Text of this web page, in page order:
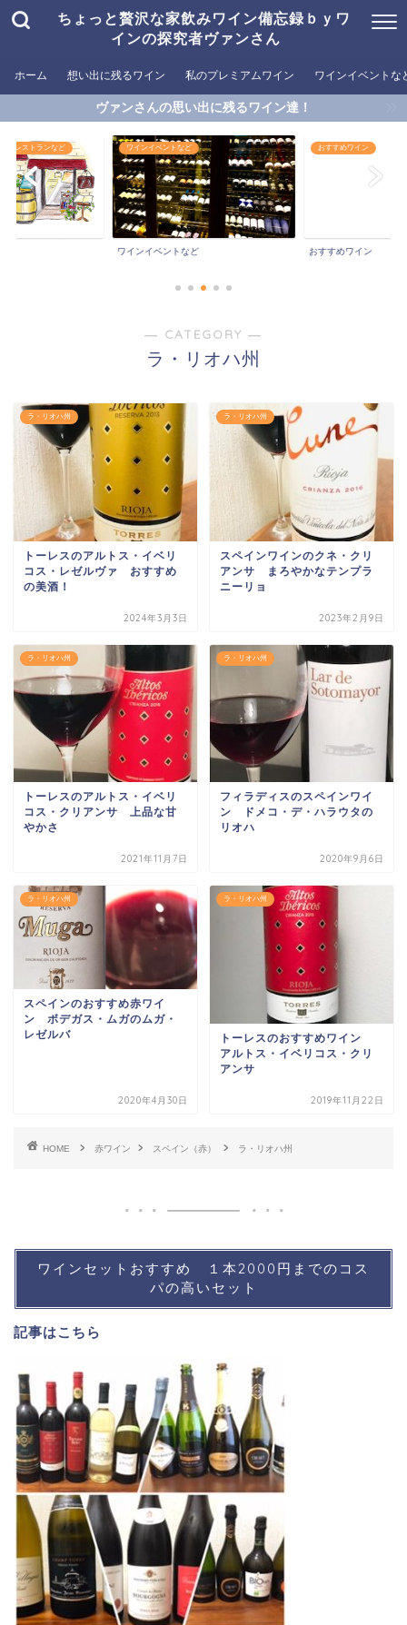
ちょっと贅沢な家飲みワイン備忘録ｂｙワ
インの探究者ヴァンさん
ホーム 想い出に残るワイン 私のプレミアムワイン ワインイベントな
ヴァンさんの思い出に残るワイン達！
るレストランなど ワインイベントなど
ワインイベントなど
おすすめワイン
おすすめワイン
― CATEGORY ―
ラ・リオハ州
ラ・リオハ州
トーレスのアルトス・イベリ
コス・レゼルヴァ おすすめ
の美酒！
2024年3月3日
ラ・リオハ州
スペインワインのクネ・クリ
アンサ まろやかなテンプラ
ニーリョ
2023年2月9日
ラ・リオハ州
トーレスのアルトス・イベリ
コス・クリアンサ 上品な甘
やかさ
2021年11月7日
ラ・リオハ州
フィラディスのスペインワイ
ン ドメコ・デ・ハラウタの
リオハ
2020年9月6日
ラ・リオハ州
スペインのおすすめ赤ワイ
ン ボデガス・ムガのムガ・
レゼルバ
2020年4月30日
ラ・リオハ州
トーレスのおすすめワイン
アルトス・イベリコス・クリ
アンサ
2019年11月22日
HOME 赤ワイン スペイン（赤） ラ・リオハ州
ワインセットおすすめ １本2000円までのコス
パの高いセット
記事はこちら